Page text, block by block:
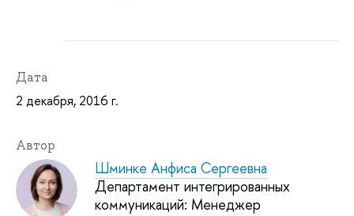
Дата
2 декабря, 2016 г.
Автор
Шминке Анфиса Сергеевна
Департамент интегрированных
коммуникаций: Менеджер